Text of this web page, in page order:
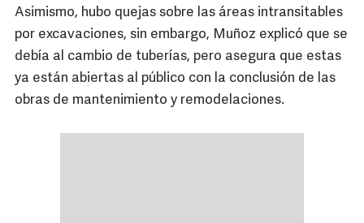
Asimismo, hubo quejas sobre las áreas intransitables
por excavaciones, sin embargo, Muñoz explicó que se
debía al cambio de tuberías, pero asegura que estas
ya están abiertas al público con la conclusión de las
obras de mantenimiento y remodelaciones.